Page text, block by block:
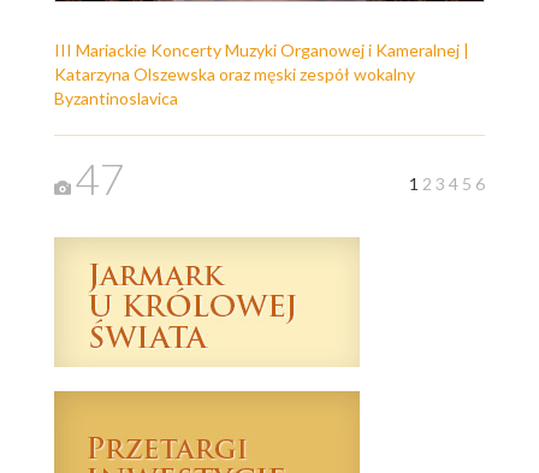
III Mariackie Koncerty Muzyki Organowej i Kameralnej |
Katarzyna Olszewska oraz męski zespół wokalny
Byzantinoslavica
47 1 2 3 4 5 6